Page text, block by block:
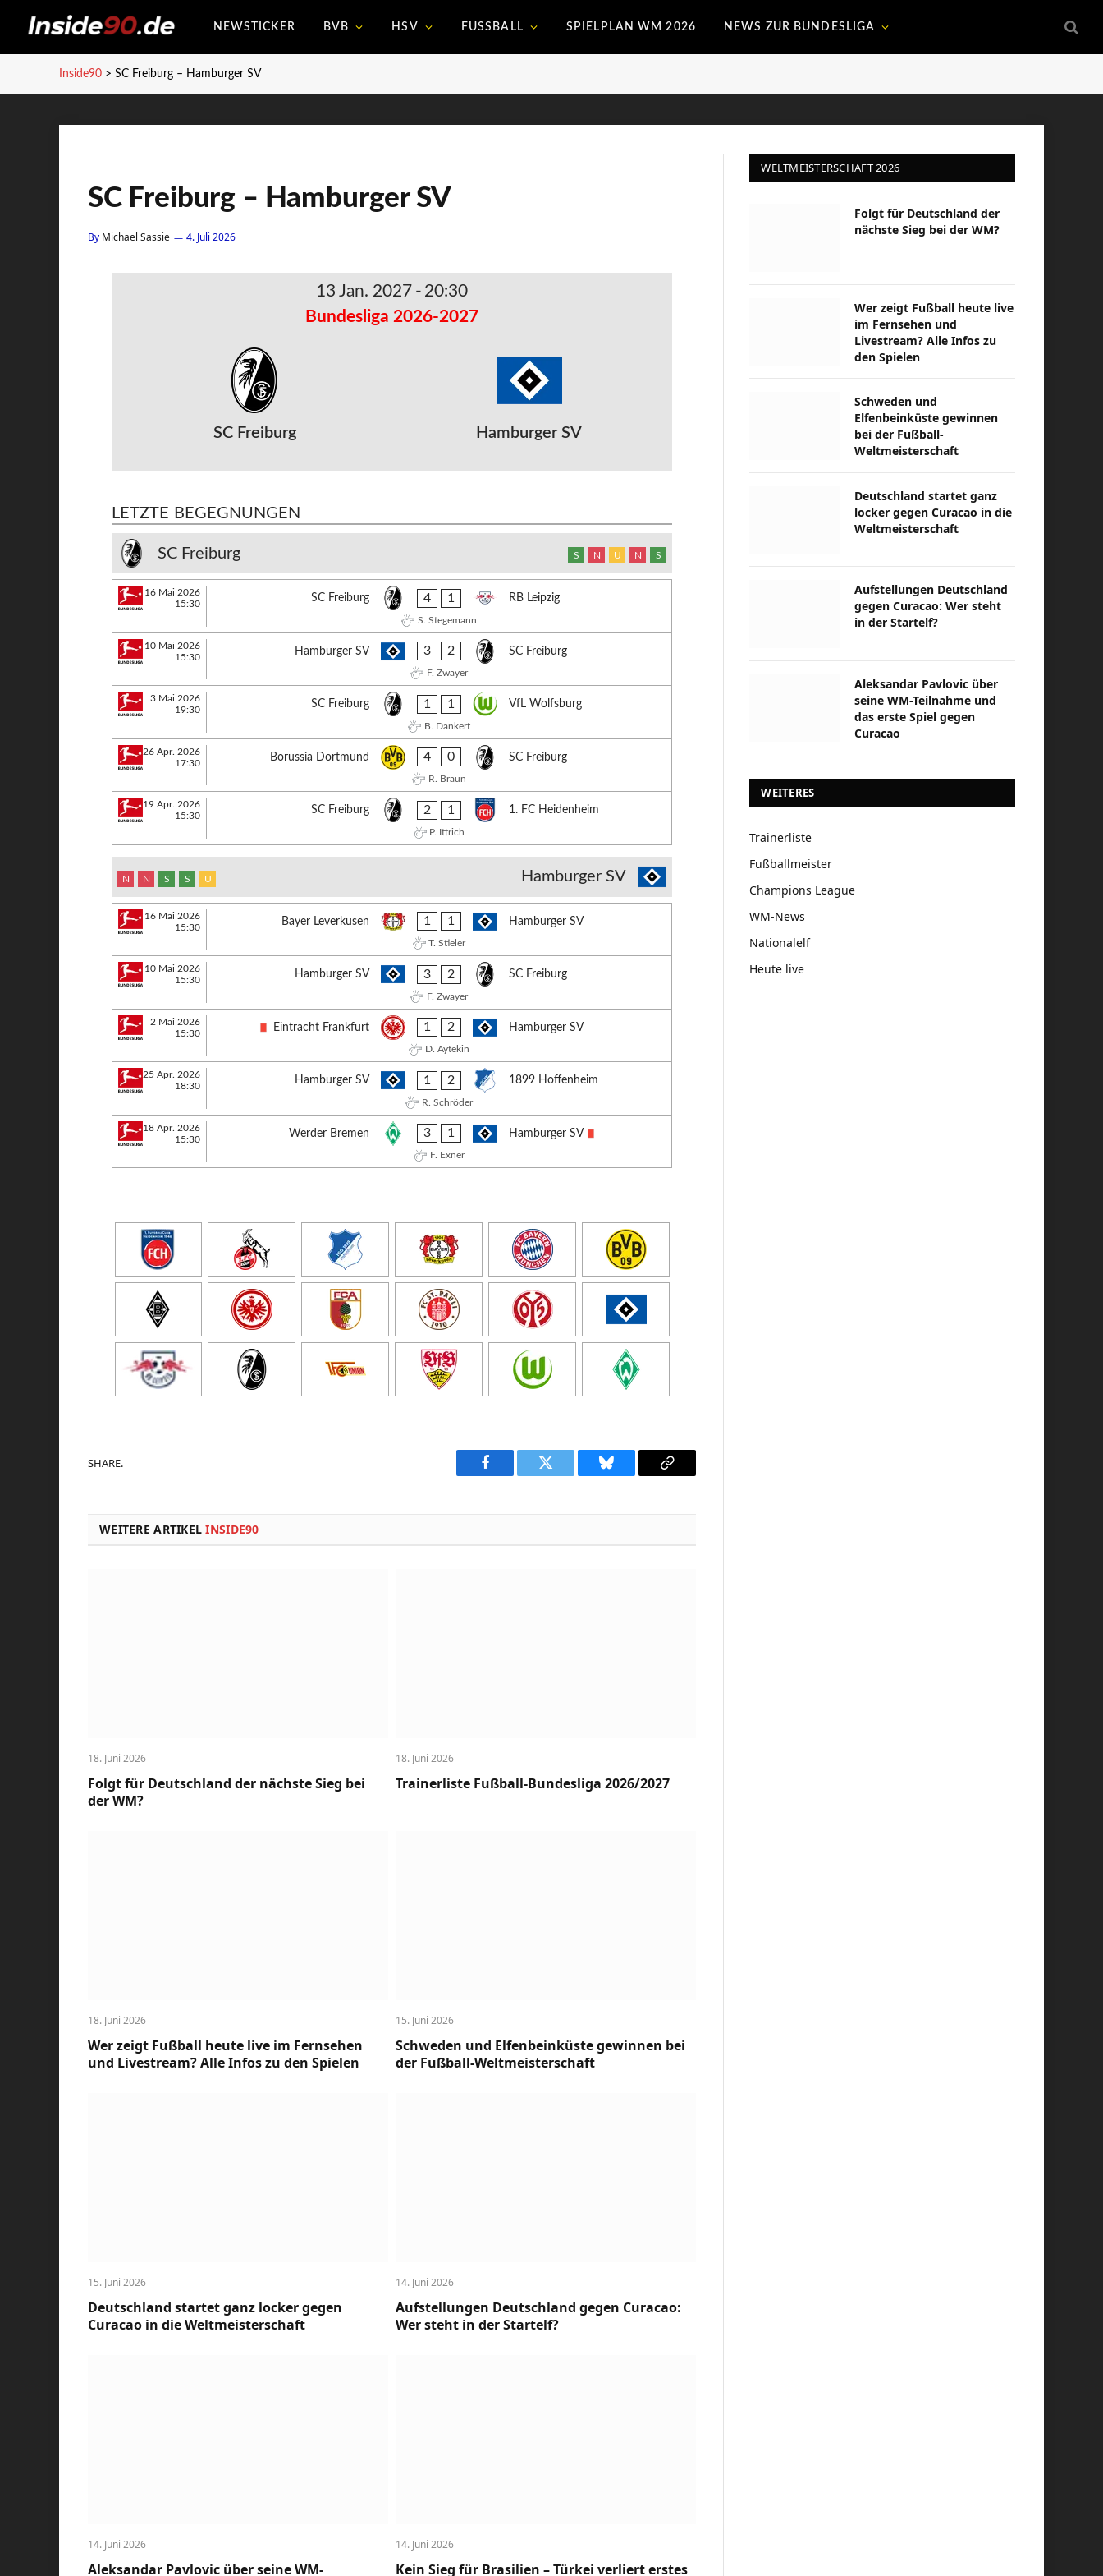
NEWSTICKER BVB HSV FUSSBALL SPIELPLAN WM 2026 NEWS ZUR BUNDESLIGA
Inside90 > SC Freiburg – Hamburger SV
SC Freiburg – Hamburger SV
By Michael Sassie 4. Juli 2026
13 Jan. 2027 - 20:30
Bundesliga 2026-2027
SC Freiburg Hamburger SV
LETZTE BEGEGNUNGEN
SC Freiburg S N U N S
16 Mai 2026
15:30
SC Freiburg 4 1 RB Leipzig
S. Stegemann
10 Mai 2026
15:30
Hamburger SV 3 2 SC Freiburg
F. Zwayer
3 Mai 2026
19:30
SC Freiburg 1 1 VfL Wolfsburg
B. Dankert
26 Apr. 2026
17:30
Borussia Dortmund 4 0 SC Freiburg
R. Braun
19 Apr. 2026
15:30
SC Freiburg 2 1 1. FC Heidenheim
P. Ittrich
Hamburger SV
N N S S U
16 Mai 2026
15:30
Bayer Leverkusen 1 1 Hamburger SV
T. Stieler
10 Mai 2026
15:30
Hamburger SV 3 2 SC Freiburg
F. Zwayer
2 Mai 2026
15:30
Eintracht Frankfurt 1 2 Hamburger SV
D. Aytekin
25 Apr. 2026
18:30
Hamburger SV 1 2 1899 Hoffenheim
R. Schröder
18 Apr. 2026
15:30
Werder Bremen 3 1 Hamburger SV
F. Exner
SHARE.
Facebook Twitter Bluesky
Copy
WEITERE ARTIKELINSIDE90
18. Juni 2026
Folgt für Deutschland der nächste Sieg bei
der WM?
18. Juni 2026
Trainerliste Fußball-Bundesliga 2026/2027
18. Juni 2026
Wer zeigt Fußball heute live im Fernsehen
und Livestream? Alle Infos zu den Spielen
15. Juni 2026
Schweden und Elfenbeinküste gewinnen bei
der Fußball-Weltmeisterschaft
15. Juni 2026
Deutschland startet ganz locker gegen
Curacao in die Weltmeisterschaft
14. Juni 2026
Aufstellungen Deutschland gegen Curacao:
Wer steht in der Startelf?
14. Juni 2026
Aleksandar Pavlovic über seine WM-
14. Juni 2026
Kein Sieg für Brasilien – Türkei verliert erstes
WELTMEISTERSCHAFT 2026
Folgt für Deutschland der
nächste Sieg bei der WM?
Wer zeigt Fußball heute live
im Fernsehen und
Livestream? Alle Infos zu
den Spielen
Schweden und
Elfenbeinküste gewinnen
bei der Fußball-
Weltmeisterschaft
Deutschland startet ganz
locker gegen Curacao in die
Weltmeisterschaft
Aufstellungen Deutschland
gegen Curacao: Wer steht
in der Startelf?
Aleksandar Pavlovic über
seine WM-Teilnahme und
das erste Spiel gegen
Curacao
WEITERES
Trainerliste
Fußballmeister
Champions League
WM-News
Nationalelf
Heute live